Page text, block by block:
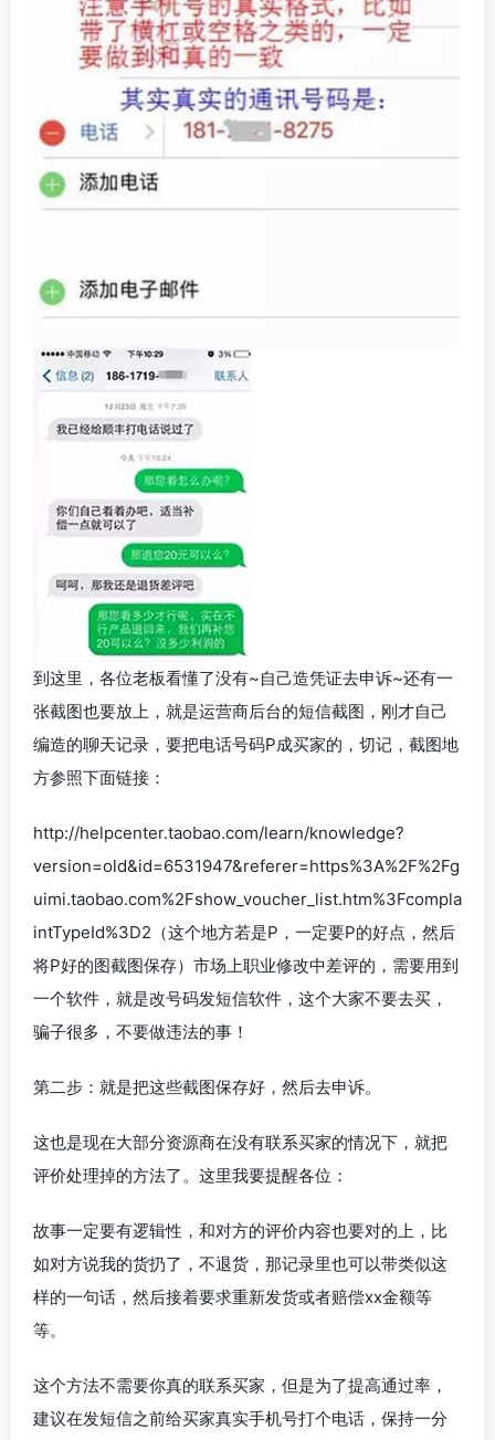
到这里，各位老板看懂了没有~自己造凭证去申诉~还有一
张截图也要放上，就是运营商后台的短信截图，刚才自己
编造的聊天记录，要把电话号码P成买家的，切记，截图地
方参照下面链接：
http://helpcenter.taobao.com/learn/knowledge?
version=old&id=6531947&referer=https%3A%2F%2Fg
uimi.taobao.com%2Fshow_voucher_list.htm%3Fcompla
intTypeId%3D2（这个地方若是P，一定要P的好点，然后
将P好的图截图保存）市场上职业修改中差评的，需要用到
一个软件，就是改号码发短信软件，这个大家不要去买，
骗子很多，不要做违法的事！
第二步：就是把这些截图保存好，然后去申诉。
这也是现在大部分资源商在没有联系买家的情况下，就把
评价处理掉的方法了。这里我要提醒各位：
故事一定要有逻辑性，和对方的评价内容也要对的上，比
如对方说我的货扔了，不退货，那记录里也可以带类似这
样的一句话，然后接着要求重新发货或者赔偿xx金额等
等。
这个方法不需要你真的联系买家，但是为了提高通过率，
建议在发短信之前给买家真实手机号打个电话，保持一分